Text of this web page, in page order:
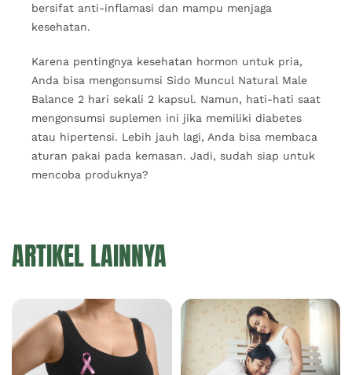
bersifat anti-inflamasi dan mampu menjaga
kesehatan.
Karena pentingnya kesehatan hormon untuk pria,
Anda bisa mengonsumsi Sido Muncul Natural Male
Balance 2 hari sekali 2 kapsul. Namun, hati-hati saat
mengonsumsi suplemen ini jika memiliki diabetes
atau hipertensi. Lebih jauh lagi, Anda bisa membaca
aturan pakai pada kemasan. Jadi, sudah siap untuk
mencoba produknya?
ARTIKEL LAINNYA